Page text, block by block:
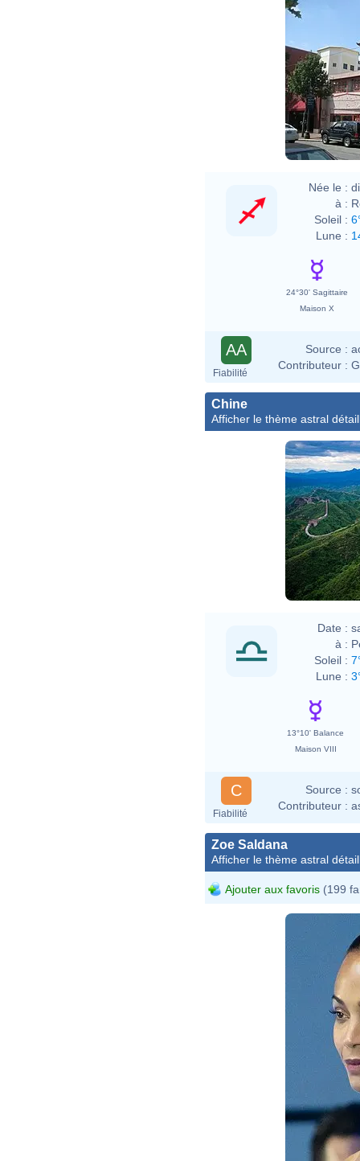
Née le :
à :
Soleil :
Lune :
24°30' Sagittaire
Maison X
AA
Fiabilité
Source :
Contributeur :
Chine
Afficher le thème astral
Date :
à :
Soleil :
Lune :
13°10' Balance
Maison VIII
C
Fiabilité
Source :
Contributeur :
Zoe Saldana
Afficher le thème astral
Ajouter aux favoris (199